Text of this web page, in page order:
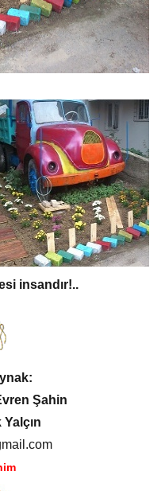
insandır!..
Şahin
Yalçın